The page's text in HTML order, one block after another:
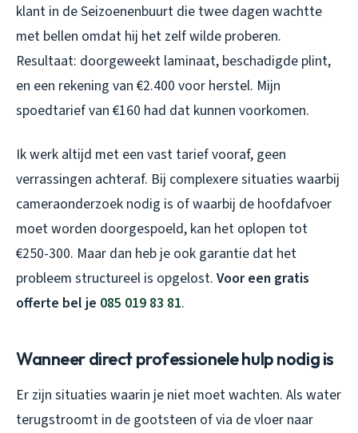
klant in de Seizoenenbuurt die twee dagen wachtte
met bellen omdat hij het zelf wilde proberen.
Resultaat: doorgeweekt laminaat, beschadigde plint,
en een rekening van €2.400 voor herstel. Mijn
spoedtarief van €160 had dat kunnen voorkomen.
Ik werk altijd met een vast tarief vooraf, geen
verrassingen achteraf. Bij complexere situaties waarbij
cameraonderzoek nodig is of waarbij de hoofdafvoer
moet worden doorgespoeld, kan het oplopen tot
€250-300. Maar dan heb je ook garantie dat het
probleem structureel is opgelost. Voor een gratis
offerte bel je 085 019 83 81.
Wanneer direct professionele hulp nodig is
Er zijn situaties waarin je niet moet wachten. Als water
terugstroomt in de gootsteen of via de vloer naar